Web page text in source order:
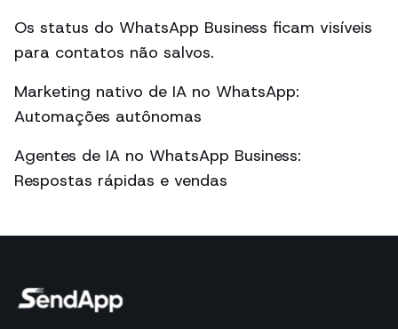
Os status do WhatsApp Business ficam visíveis
para contatos não salvos.
Marketing nativo de IA no WhatsApp:
Automações autônomas
Agentes de IA no WhatsApp Business:
Respostas rápidas e vendas